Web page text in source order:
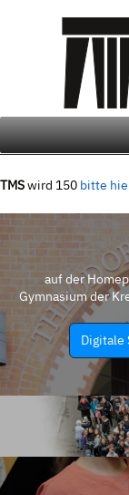
TMSwird 150 bitte
auf der
Gymnasium der
Digitale